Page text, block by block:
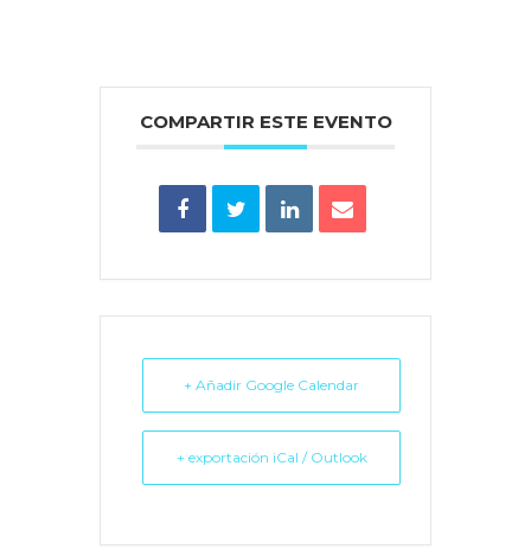
COMPARTIR ESTE EVENTO
+ Añadir Google Calendar
+ exportación iCal / Outlook